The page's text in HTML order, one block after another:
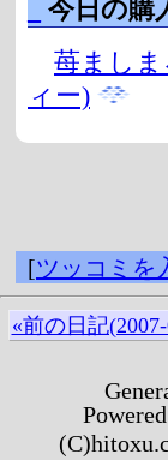
今日の購
苺ましま
ィー)
[ツッコミを
«前の日記